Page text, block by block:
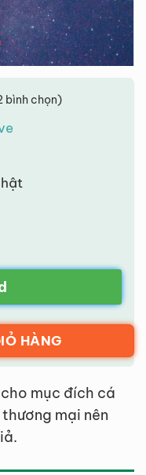
bình chọn)
HÀNG
mục đích cá
mại nên